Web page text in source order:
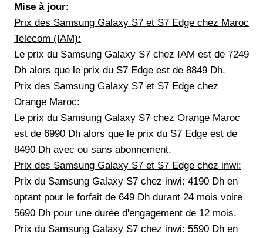
Mise à jour:
Prix des Samsung Galaxy S7 et S7 Edge chez Maroc
Telecom (IAM):
Le prix du Samsung Galaxy S7 chez IAM est de 7249
Dh alors que le prix du S7 Edge est de 8849 Dh.
Prix des Samsung Galaxy S7 et S7 Edge chez
Orange Maroc:
Le prix du Samsung Galaxy S7 chez Orange Maroc
est de 6990 Dh alors que le prix du S7 Edge est de
8490 Dh avec ou sans abonnement.
Prix des Samsung Galaxy S7 et S7 Edge chez inwi:
Prix du Samsung Galaxy S7 chez inwi: 4190 Dh en
optant pour le forfait de 649 Dh durant 24 mois voire
5690 Dh pour une durée d'engagement de 12 mois.
Prix du Samsung Galaxy S7 chez inwi: 5590 Dh en